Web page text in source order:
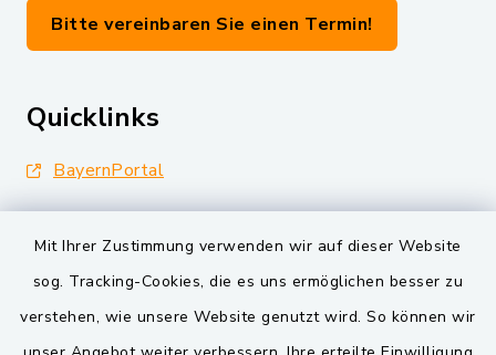
Mit Ihrer Zustimmung verwenden wir auf dieser Website
sog. Tracking-Cookies, die es uns ermöglichen besser zu
verstehen, wie unsere Website genutzt wird. So können wir
Bitte vereinbaren Sie einen Termin!
Quicklinks
BayernPortal
Landkreis Schwandorf
VG und Gemeinden